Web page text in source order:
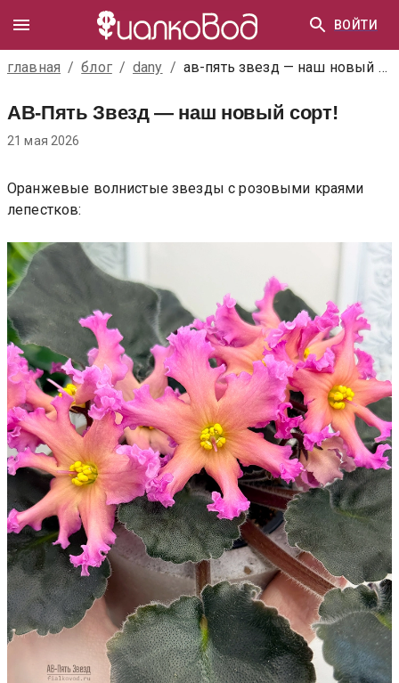
ВОЙТИ
главная / блог / dany / ав-пять звезд — наш новый сорт!
АВ-Пять Звезд — наш новый сорт!
21 мая 2026
Оранжевые волнистые звезды с розовыми краями
лепестков: